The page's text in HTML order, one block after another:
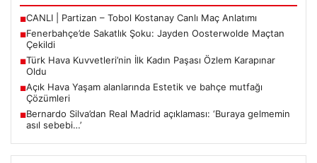
■CANLI | Partizan – Tobol Kostanay Canlı Maç Anlatımı
■Fenerbahçe’de Sakatlık Şoku: Jayden Oosterwolde Maçtan
Çekildi
■Türk Hava Kuvvetleri’nin İlk Kadın Paşası Özlem Karapınar
Oldu
■Açık Hava Yaşam alanlarında Estetik ve bahçe mutfağı
Çözümleri
■Bernardo Silva’dan Real Madrid açıklaması: ‘Buraya gelmemin
asıl sebebi…’